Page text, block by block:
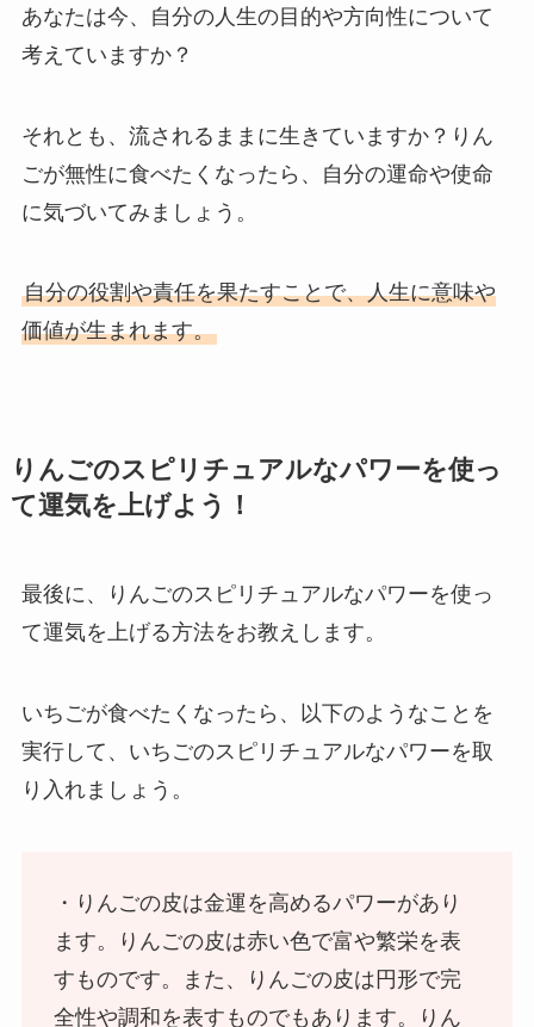
あなたは今、自分の人生の目的や方向性について
考えていますか？
それとも、流されるままに生きていますか？りん
ごが無性に食べたくなったら、自分の運命や使命
に気づいてみましょう。
自分の役割や責任を果たすことで、人生に意味や
価値が生まれます。
りんごのスピリチュアルなパワーを使っ
て運気を上げよう！
最後に、りんごのスピリチュアルなパワーを使っ
て運気を上げる方法をお教えします。
いちごが食べたくなったら、以下のようなことを
実行して、いちごのスピリチュアルなパワーを取
り入れましょう。
・りんごの皮は金運を高めるパワーがあり
ます。りんごの皮は赤い色で富や繁栄を表
すものです。また、りんごの皮は円形で完
全性や調和を表すものでもあります。りん